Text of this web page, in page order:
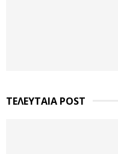
ΤΕΛΕΥΤΑΙΑ POST